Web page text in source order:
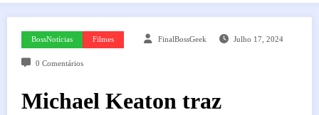
BossNotícias Filmes FinalBossGeek Julho 17, 2024
0 Comentários
Michael Keaton traz